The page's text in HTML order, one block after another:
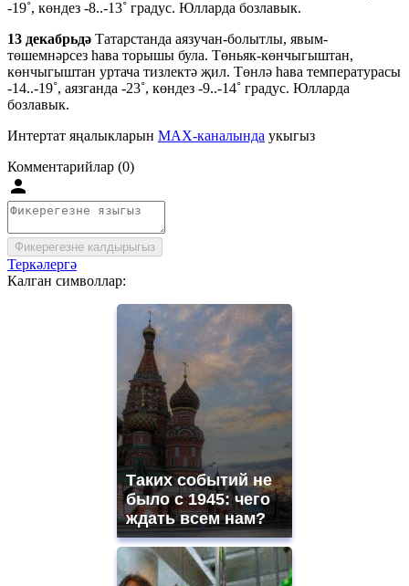
-19˚, көндез -8..-13˚ градус. Юлларда бозлавык.
13 декабрьдә Татарстанда аязучан-болытлы, явым-
төшемнәрсез һава торышы була. Төньяк-көнчыгыштан,
көнчыгыштан уртача тизлектә җил. Төнлә һава температурасы
-14..-19˚, аязганда -23˚, көндез -9..-14˚ градус. Юлларда
бозлавык.
Интертат яңалыкларын MAX-каналында укыгыз
Комментарийлар (0)
Фикерегезне калдырыгыз
Теркәлергә
Калган символлар:
Таких событий не
было с 1945: чего
ждать всем нам?